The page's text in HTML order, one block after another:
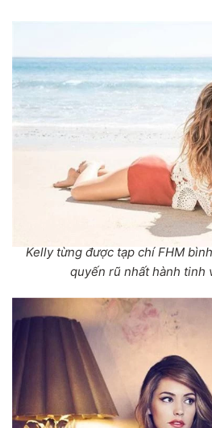
Kelly từng được tạp chí FHM
quyến rũ nhất hành tinh